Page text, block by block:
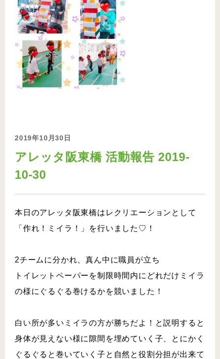
2019年10月30日
アレッタ阪東橋 活動報告 2019-
10-30
本日のアレッタ阪東橋はレクリエーションとして
「作れ！ミイラ！」を行いました♡！
2チームに分かれ、真ん中に職員が立ち
トイレットペーパーを制限時間内にどれだけミイラ
の様にぐるぐる巻けるかを競いました！
白い所が多いミイラの方が勝ちだよ！と説明すると
身体が見えない様に隙間を埋めていく子、とにかく
ぐるぐると巻いていく子と自然と役割分担が出来て